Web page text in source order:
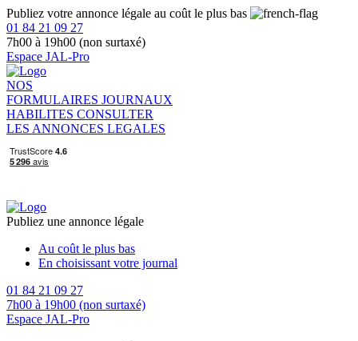
Publiez votre annonce légale au coût le plus bas
01 84 21 09 27
7h00 à 19h00 (non surtaxé)
Espace JAL-Pro
NOS
FORMULAIRES JOURNAUX
HABILITES CONSULTER
LES ANNONCES LEGALES
Publiez une annonce légale
Au coût le plus bas
En choisissant votre journal
01 84 21 09 27
7h00 à 19h00 (non surtaxé)
Espace JAL-Pro